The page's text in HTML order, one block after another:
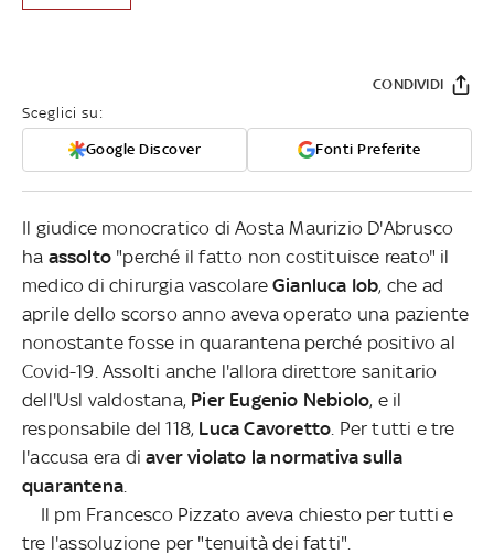
Sceglici su:
Google Discover Fonti Preferite
CONDIVIDI
Il giudice monocratico di Aosta Maurizio D'Abrusco
ha assolto "perché il fatto non costituisce reato" il
medico di chirurgia vascolare Gianluca Iob, che ad
aprile dello scorso anno aveva operato una paziente
nonostante fosse in quarantena perché positivo al
Covid-19. Assolti anche l'allora direttore sanitario
dell'Usl valdostana, Pier Eugenio Nebiolo, e il
responsabile del 118, Luca Cavoretto . Per tutti e tre
l'accusa era diaver violato la normativa sulla
quarantena
Il pm Francesco Pizzato aveva chiesto per tutti e
tre l'assoluzione per "tenuità dei fatti".